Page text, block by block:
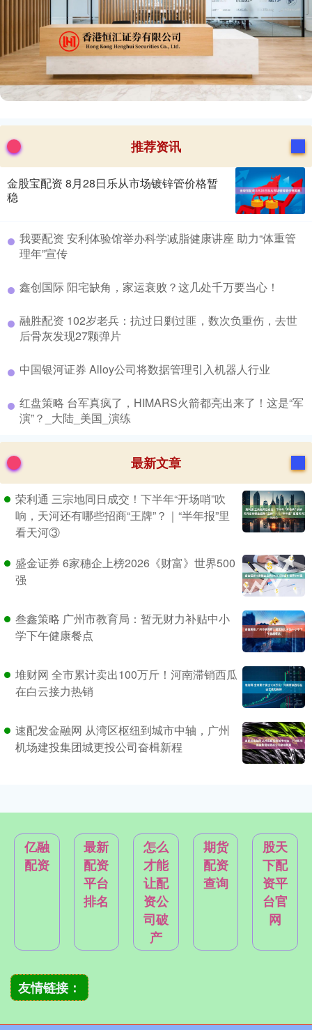
推荐资讯
金股宝配资 8月28日乐从市场镀锌管价格暂
稳
​我要配资 安利体验馆举办科学减脂健康讲座 助力“体重管
理年”宣传
​鑫创国际 阳宅缺角，家运衰败？这几处千万要当心！
​融胜配资 102岁老兵：抗过日剿过匪，数次负重伤，去世
后骨灰发现27颗弹片
​中国银河证券 Alloy公司将数据管理引入机器人行业
​红盘策略 台军真疯了，HIMARS火箭都亮出来了！这是“军
演”？_大陆_美国_演练
最新文章
荣利通 三宗地同日成交！下半年“开场哨”吹
响，天河还有哪些招商“王牌”？｜“半年报”里
看天河③
盛金证券 6家穗企上榜2026《财富》世界500
强
叁鑫策略 广州市教育局：暂无财力补贴中小
学下午健康餐点
堆财网 全市累计卖出100万斤！河南滞销西瓜
在白云接力热销
速配发金融网 从湾区枢纽到城市中轴，广州
机场建投集团城更投公司奋楫新程
亿融
配资
最新
配资
平台
排名
怎么
才能
让配
资公
司破
产
期货
配资
查询
股天
下配
资平
台官
网
友情链接：